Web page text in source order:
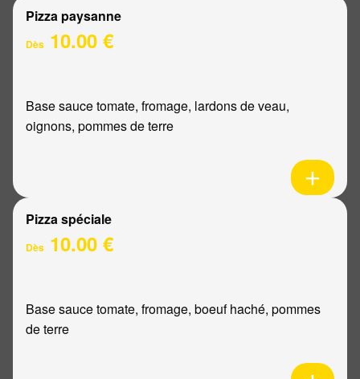
Pizza paysanne
Dès 10.00 €
Base sauce tomate, fromage, lardons de veau,
oignons, pommes de terre
Pizza spéciale
Dès 10.00 €
Base sauce tomate, fromage, boeuf haché, pommes
de terre